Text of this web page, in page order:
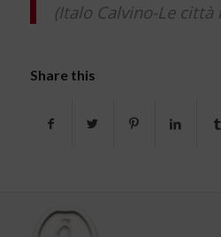
(Italo Calvino-Le città
Share this